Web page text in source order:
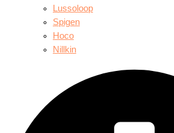
Lussoloop
Spigen
Hoco
Nillkin